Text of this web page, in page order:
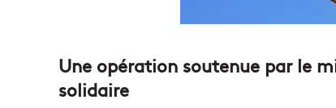
Une opération soutenue par le
solidaire